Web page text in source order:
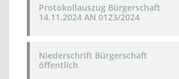
Protokollauszug Bürgerschaft
14.11.2024 AN 0123/2024
Niederschrift Bürgerschaft
öffentlich